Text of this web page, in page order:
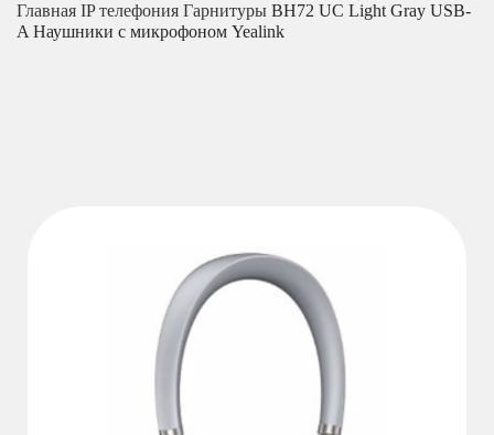
Главная IP телефония Гарнитуры BH72 UC Light Gray USB-
A Наушники с микрофоном Yealink